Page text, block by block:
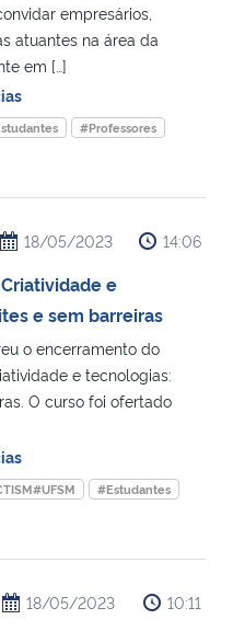
empresários,
atuantes na área da
em […]
#Professores
18/05/2023 14:06
e
e sem barreiras
o encerramento do
e tecnologias:
O curso foi ofertado
#Estudantes
18/05/2023 10:11